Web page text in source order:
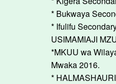
* Bukwaya
* Ifulifu
USIMAMIAJI
*MKUU wa
Mwaka 2016.
*